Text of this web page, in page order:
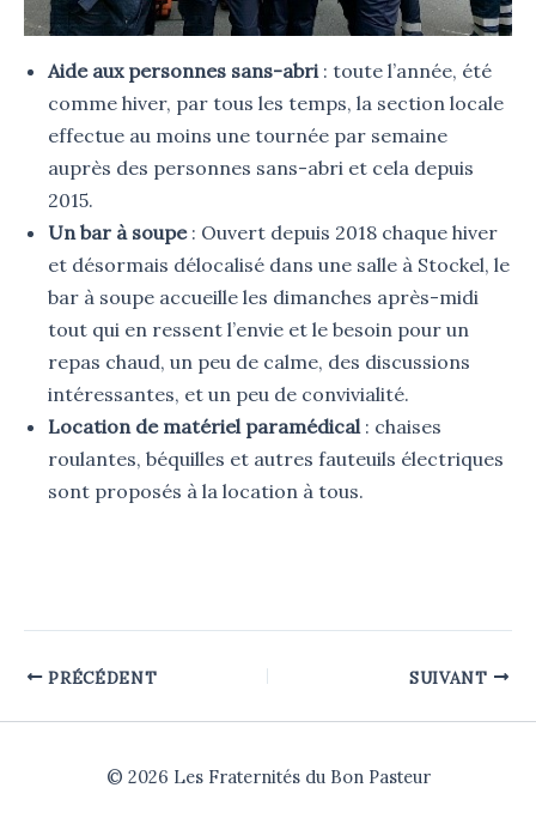
Aide aux personnes sans-abri: toute l’année, été
comme hiver, par tous les temps, la section locale
effectue au moins une tournée par semaine
auprès des personnes sans-abri et cela depuis
2015.
Un bar à soupe: Ouvert depuis 2018 chaque hiver
et désormais délocalisé dans une salle à Stockel, le
bar à soupe accueille les dimanches après-midi
tout qui en ressent l’envie et le besoin pour un
repas chaud, un peu de calme, des discussions
intéressantes, et un peu de convivialité.
Location de matériel paramédical: chaises
roulantes, béquilles et autres fauteuils électriques
sont proposés à la location à tous.
PRÉCÉDENT SUIVANT
© 2026 Les Fraternités du Bon Pasteur